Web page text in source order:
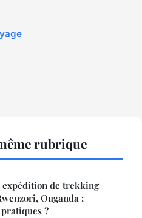
rubrique
de trekking
Ouganda :
?